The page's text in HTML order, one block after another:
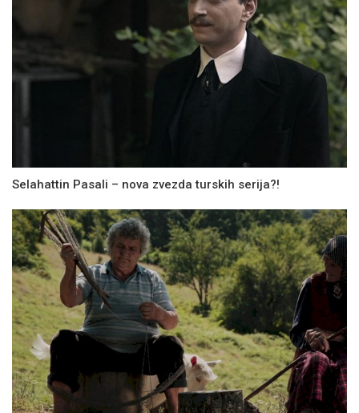
Selahattin Pasali – nova zvezda turskih serija?!